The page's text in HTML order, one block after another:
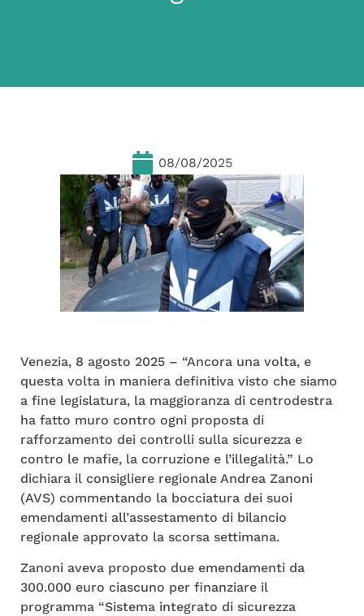
08/08/2025
Venezia, 8 agosto 2025 – “Ancora una volta, e
questa volta in maniera definitiva visto che siamo
a fine legislatura, la maggioranza di centrodestra
ha fatto muro contro ogni proposta di
rafforzamento dei controlli sulla sicurezza e
contro le mafie, la corruzione e l’illegalità.” Lo
dichiara il consigliere regionale Andrea Zanoni
(AVS) commentando la bocciatura dei suoi
emendamenti all’assestamento di bilancio
regionale approvato la scorsa settimana.
Zanoni aveva proposto due emendamenti da
300.000 euro ciascuno per finanziare il
programma “Sistema integrato di sicurezza